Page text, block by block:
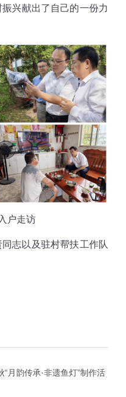
兴献出了自己的一份力
户走访
志以及驻村帮扶工作队
月韵传承·非遗鱼灯”制作活